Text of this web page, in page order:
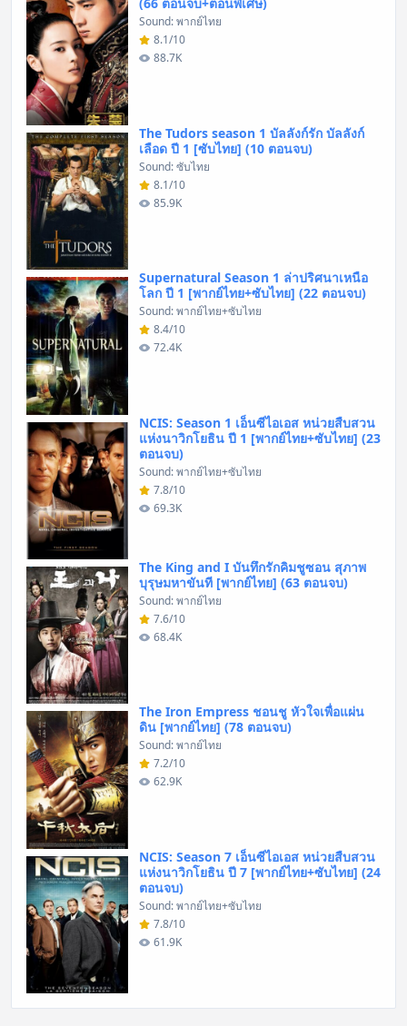
(66 ตอนจบ+ตอนพิเศษ)
Sound: พากย์ไทย
8.1/10
88.7K
The Tudors season 1 บัลลังก์รัก บัลลังก์
เลือด ปี 1 [ซับไทย] (10 ตอนจบ)
Sound: ซับไทย
8.1/10
85.9K
Supernatural Season 1 ล่าปริศนาเหนือ
โลก ปี 1 [พากย์ไทย+ซับไทย] (22 ตอนจบ)
Sound: พากย์ไทย+ซับไทย
8.4/10
72.4K
NCIS: Season 1 เอ็นซีไอเอส หน่วยสืบสวน
แห่งนาวิกโยธิน ปี 1 [พากย์ไทย+ซับไทย] (23
ตอนจบ)
Sound: พากย์ไทย+ซับไทย
7.8/10
69.3K
The King and I บันทึกรักคิมชูซอน สุภาพ
บุรุษมหาขันที [พากย์ไทย] (63 ตอนจบ)
Sound: พากย์ไทย
7.6/10
68.4K
The Iron Empress ชอนชู หัวใจเพื่อแผ่น
ดิน [พากย์ไทย] (78 ตอนจบ)
Sound: พากย์ไทย
7.2/10
62.9K
NCIS: Season 7 เอ็นซีไอเอส หน่วยสืบสวน
แห่งนาวิกโยธิน ปี 7 [พากย์ไทย+ซับไทย] (24
ตอนจบ)
Sound: พากย์ไทย+ซับไทย
7.8/10
61.9K